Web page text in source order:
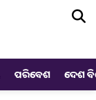
ପରିବେଶ ଦେଶ